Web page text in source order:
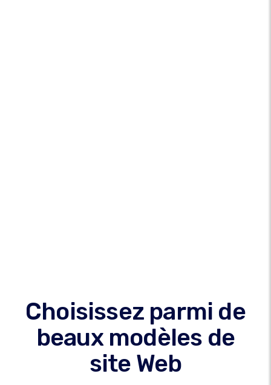
Choisissez parmi de
beaux modèles de
site Web